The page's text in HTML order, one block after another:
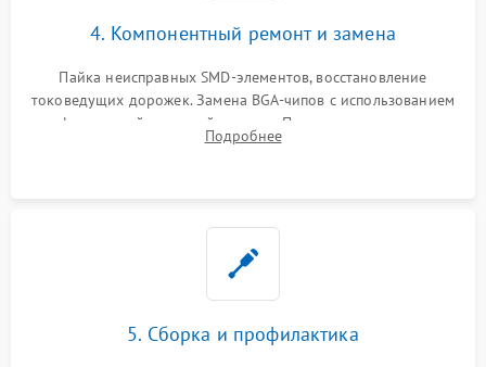
4. Компонентный ремонт и замена
Пайка неисправных SMD-элементов, восстановление
токоведущих дорожек. Замена BGA-чипов с использованием
инфракрасной паяльной станции. Прошивка микросхемы
BIOS или замена поврежденных портов USB
Подробнее
5. Сборка и профилактика